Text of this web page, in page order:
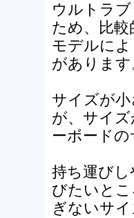
ウルトラ
ため、比
モデルに
があります
サイズが
が、サイ
ーボード
持ち運び
びたいと
ぎないサ